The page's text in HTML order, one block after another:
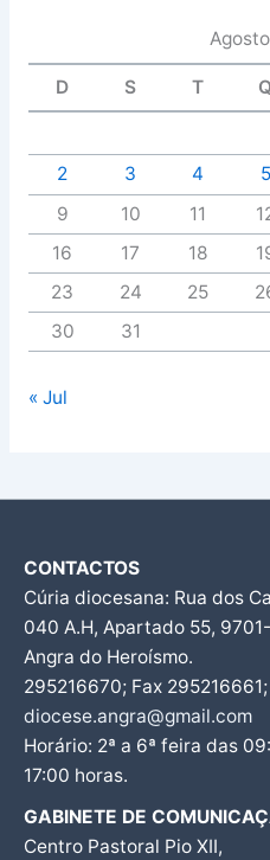
D S T Q
2
3 4 5
9
10 11
16
17 18
23
24 25
30
31
« Jul
CONTACTOS
Cúria diocesana: Rua dos
040 A.H, Apartado 55,
Angra do Heroísmo.
295216670; Fax 295216661;
diocese.angra@gmail.com
Horário: 2ª a 6ª feira das
17:00 horas.
GABINETE DE
Centro Pastoral Pio XII,